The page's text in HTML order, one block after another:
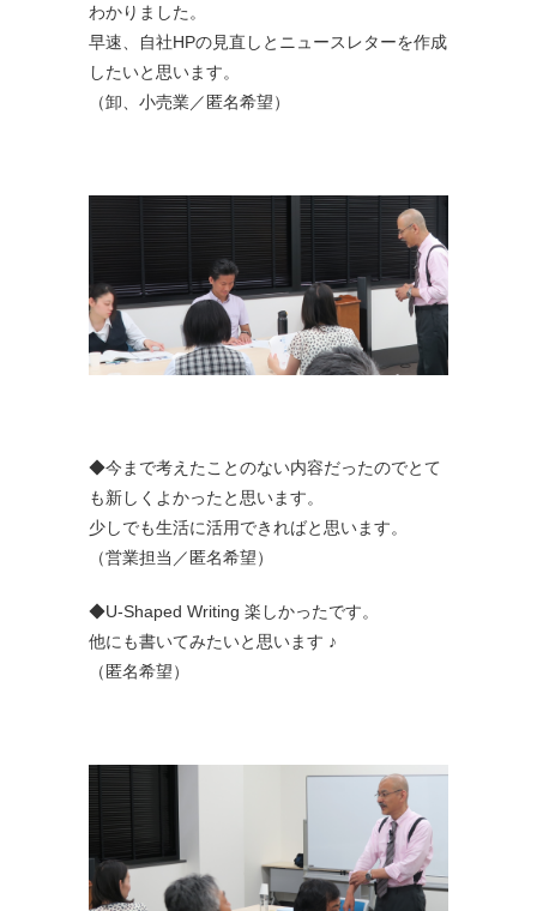
わかりました。
早速、自社HPの見直しとニュースレターを作成
したいと思います。
（卸、小売業／匿名希望）
◆今まで考えたことのない内容だったのでとて
も新しくよかったと思います。
少しでも生活に活用できればと思います。
（営業担当／匿名希望）
◆U-Shaped Writing 楽しかったです。
他にも書いてみたいと思います ♪
（匿名希望）